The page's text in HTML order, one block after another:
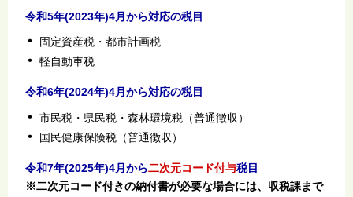
令和5年(2023年)4月から対応の税目
固定資産税・都市計画税
軽自動車税
令和6年(2024年)4月から対応の税目
市民税・県民税・森林環境税（普通徴収）
国民健康保険税（普通徴収）
令和7年(2025年)4月から二次元コード付与税目
※二次元コード付きの納付書が必要な場合には、収税課まで